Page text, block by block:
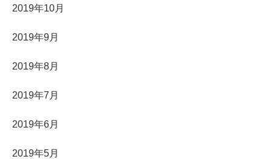
2019年10月
2019年9月
2019年8月
2019年7月
2019年6月
2019年5月